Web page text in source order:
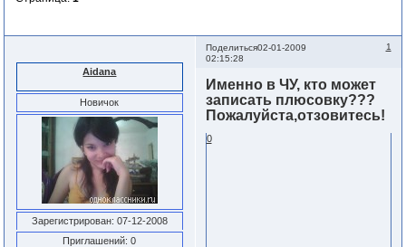
Поделиться 1
02-01-2009
02:15:28
Aidana
Новичок
Зарегистрирован: 07-12-2008
Приглашений: 0
Именно в ЧУ, кто может
записать плюсовку???
Пожалуйста,отзовитесь!
0